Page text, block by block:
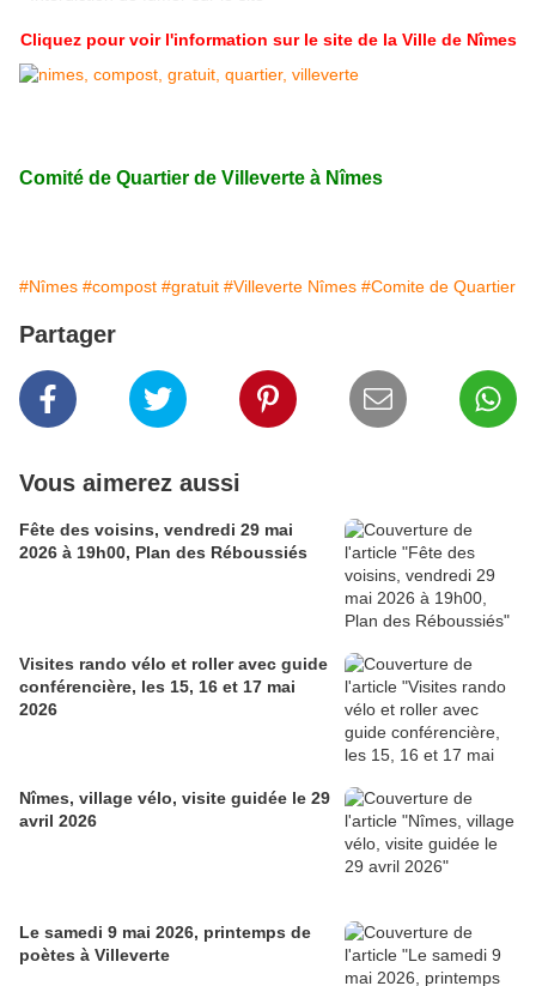
Cliquez pour voir l'information sur le site de la Ville de Nîmes
Comité de Quartier de Villeverte à Nîmes
#Nîmes #compost #gratuit #Villeverte Nîmes #Comite de Quartier
Partager
Vous aimerez aussi
Fête des voisins, vendredi 29 mai
2026 à 19h00, Plan des Réboussiés
Visites rando vélo et roller avec guide
conférencière, les 15, 16 et 17 mai
2026
Nîmes, village vélo, visite guidée le 29
avril 2026
Le samedi 9 mai 2026, printemps de
poètes à Villeverte